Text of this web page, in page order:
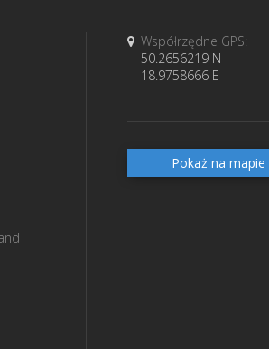
Współrzędne GPS:
50.2656219 N
18.9758666 E
Pokaż na mapie